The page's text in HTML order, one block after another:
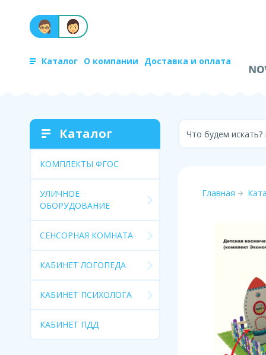
Каталог О компании Доставка и оплата
Каталог
КОМПЛЕКТЫ ФГОС
УЛИЧНОЕ
ОБОРУДОВАНИЕ
СЕНСОРНАЯ КОМНАТА
КАБИНЕТ ЛОГОПЕДА
КАБИНЕТ ПСИХОЛОГА
КАБИНЕТ ПДД
Что будем
Главная